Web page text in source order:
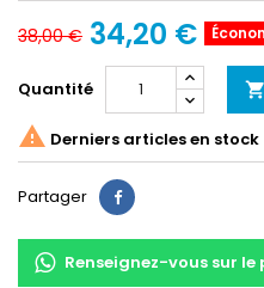
38,00 € 34,20 €
Quantité 
 Derniers articles en stock
Partager Partager
Renseignez-vous sur